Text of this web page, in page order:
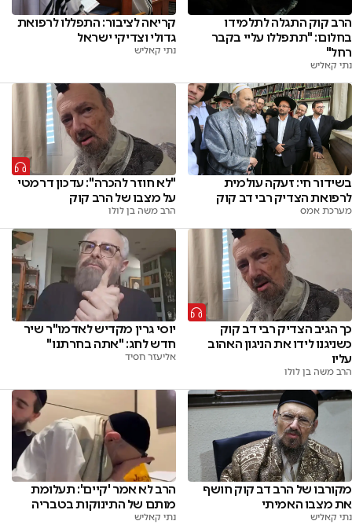
הרב קוק התגלה לתלמידו
בחלום: "תתפללו עליי בקבר
רחל"
נתי קאליש
קריאה לציבור: התפללו לרפואת
גדולי וצדיקי ישראל
נתי קאליש
בשידור חי: זעקה עולמית
לרפואת הצדיק רבי דב קוק
מערכת אמס
"לא חוזר להכרה": עדכון דרמטי
על מצבו של הרב קוק
הרב משה בן לולו
כך הגיב הצדיק רבי דב קוק
כשניגנו לידו את הניגון האהוב
עליו
הרב משה בן לולו
יוסי גרין מקדיש לאדמו"ר שיר
חדש לחג: "אתה בחרתנו"
אליעזר חסיד
מקורבו של הרב דב קוק חושף
את מצבו האמיתי
נתי קאליש
הרב לא אמר 'קיים': תעלומת
מותם של התינוקות בטבריה
נתי קאליש